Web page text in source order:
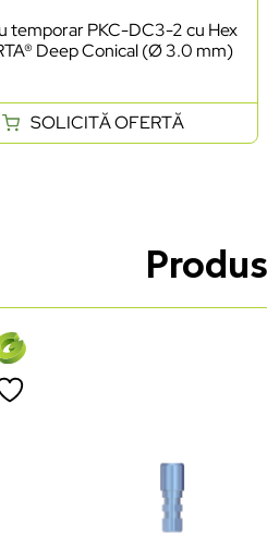
temporar PKC-DC3-2 cu Hex
Deep Conical (Ø 3.0 mm)
SOLICITĂ OFERTĂ